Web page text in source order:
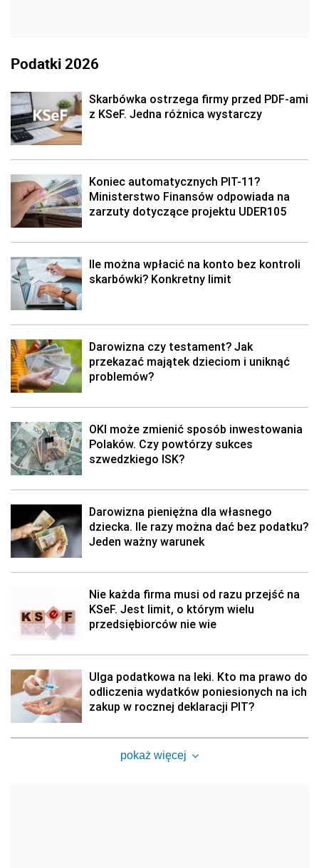
Podatki 2026
Skarbówka ostrzega firmy przed PDF-ami
z KSeF. Jedna różnica wystarczy
Koniec automatycznych PIT-11?
Ministerstwo Finansów odpowiada na
zarzuty dotyczące projektu UDER105
Ile można wpłacić na konto bez kontroli
skarbówki? Konkretny limit
Darowizna czy testament? Jak
przekazać majątek dzieciom i uniknąć
problemów?
OKI może zmienić sposób inwestowania
Polaków. Czy powtórzy sukces
szwedzkiego ISK?
Darowizna pieniężna dla własnego
dziecka. Ile razy można dać bez podatku?
Jeden ważny warunek
Nie każda firma musi od razu przejść na
KSeF. Jest limit, o którym wielu
przedsiębiorców nie wie
Ulga podatkowa na leki. Kto ma prawo do
odliczenia wydatków poniesionych na ich
zakup w rocznej deklaracji PIT?
pokaż więcej